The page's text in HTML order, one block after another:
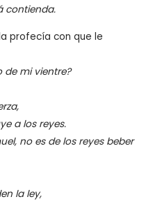
contienda.
profecía con que le
de mi vientre?
a los reyes.
no es de los reyes beber
la ley,